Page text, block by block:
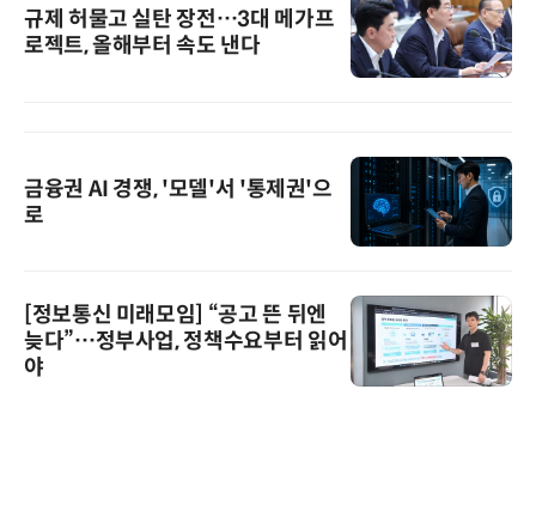
규제 허물고 실탄 장전…3대 메가프
로젝트, 올해부터 속도 낸다
금융권 AI 경쟁, '모델'서 '통제권'으
로
[정보통신 미래모임] “공고 뜬 뒤엔
늦다”…정부사업, 정책수요부터 읽어
야